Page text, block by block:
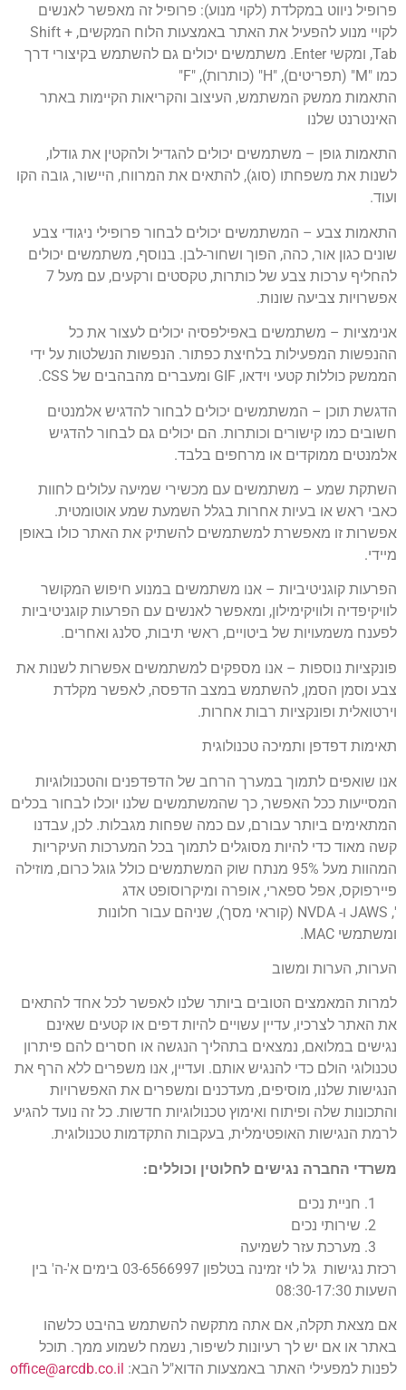
פרופיל ניווט במקלדת (לקוי מנוע): פרופיל זה מאפשר לאנשים
לקויי מנוע להפעיל את האתר באמצעות הלוח המקשים, Shift +
Tab, ומקשי Enter. משתמשים יכולים גם להשתמש בקיצורי דרך
כמו "M" (תפריטים), "H" (כותרות), "F"
התאמות ממשק המשתמש, העיצוב והקריאות הקיימות באתר
האינטרנט שלנו
התאמות גופן – משתמשים יכולים להגדיל ולהקטין את גודלו,
לשנות את משפחתו (סוג), להתאים את המרווח, היישור, גובה הקו
ועוד.
התאמות צבע – המשתמשים יכולים לבחור פרופילי ניגודי צבע
שונים כגון אור, כהה, הפוך ושחור-לבן. בנוסף, משתמשים יכולים
להחליף ערכות צבע של כותרות, טקסטים ורקעים, עם מעל 7
אפשרויות צביעה שונות.
אנימציות – משתמשים באפילפסיה יכולים לעצור את כל
ההנפשות המפעילות בלחיצת כפתור. הנפשות הנשלטות על ידי
הממשק כוללות קטעי וידאו, GIF ומעברים מהבהבים של CSS.
הדגשת תוכן – המשתמשים יכולים לבחור להדגיש אלמנטים
חשובים כמו קישורים וכותרות. הם יכולים גם לבחור להדגיש
אלמנטים ממוקדים או מרחפים בלבד.
השתקת שמע – משתמשים עם מכשירי שמיעה עלולים לחוות
כאבי ראש או בעיות אחרות בגלל השמעת שמע אוטומטית.
אפשרות זו מאפשרת למשתמשים להשתיק את האתר כולו באופן
מיידי.
הפרעות קוגניטיביות – אנו משתמשים במנוע חיפוש המקושר
לוויקיפדיה ולוויקימילון, ומאפשר לאנשים עם הפרעות קוגניטיביות
לפענח משמעויות של ביטויים, ראשי תיבות, סלנג ואחרים.
פונקציות נוספות – אנו מספקים למשתמשים אפשרות לשנות את
צבע וסמן הסמן, להשתמש במצב הדפסה, לאפשר מקלדת
וירטואלית ופונקציות רבות אחרות.
תאימות דפדפן ותמיכה טכנולוגית
אנו שואפים לתמוך במערך הרחב של הדפדפנים והטכנולוגיות
המסייעות ככל האפשר, כך שהמשתמשים שלנו יוכלו לבחור בכלים
המתאימים ביותר עבורם, עם כמה שפחות מגבלות. לכן, עבדנו
קשה מאוד כדי להיות מסוגלים לתמוך בכל המערכות העיקריות
המהוות מעל 95% מנתח שוק המשתמשים כולל גוגל כרום, מוזילה
פיירפוקס, אפל ספארי, אופרה ומיקרוסופט אדג
', JAWS ו- NVDA (קוראי מסך), שניהם עבור חלונות
ומשתמשי MAC.
הערות, הערות ומשוב
למרות המאמצים הטובים ביותר שלנו לאפשר לכל אחד להתאים
את האתר לצרכיו, עדיין עשויים להיות דפים או קטעים שאינם
נגישים במלואם, נמצאים בתהליך הנגשה או חסרים להם פיתרון
טכנולוגי הולם כדי להנגיש אותם. ועדיין, אנו משפרים ללא הרף את
הנגישות שלנו, מוסיפים, מעדכנים ומשפרים את האפשרויות
והתכונות שלה ופיתוח ואימוץ טכנולוגיות חדשות. כל זה נועד להגיע
לרמת הנגישות האופטימלית, בעקבות התקדמות טכנולוגית.
משרדי החברה נגישים לחלוטין וכוללים:
חניית נכים
שירותי נכים
מערכת עזר לשמיעה
רכזת נגישות גל לוי זמינה בטלפון 03-6566997 בימים א'-ה' בין
השעות 08:30-17:30
אם מצאת תקלה, אם אתה מתקשה להשתמש בהיבט כלשהו
באתר או אם יש לך רעיונות לשיפור, נשמח לשמוע ממך. תוכל
לפנות למפעילי האתר באמצעות הדוא"ל הבא: office@arcdb.co.il